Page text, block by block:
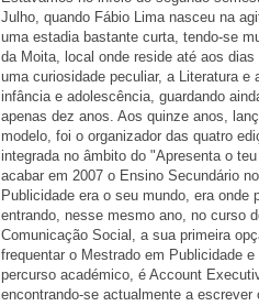
Julho, quando Fábio Lima nasceu na
uma estadia bastante curta, tendo-se
da Moita, local onde reside até aos
uma curiosidade peculiar, a Literatura
infância e adolescência, guardando
apenas dez anos. Aos quinze anos,
modelo, foi o organizador das quatro
integrada no âmbito do "Apresenta o
acabar em 2007 o Ensino Secundário
Publicidade era o seu mundo, era onde
entrando, nesse mesmo ano, no curso
Comunicação Social, a sua primeira
frequentar o Mestrado em Publicidade
percurso académico, é Account
encontrando-se actualmente a escrever